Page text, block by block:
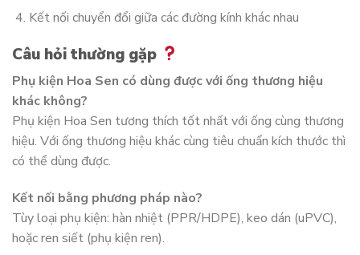
Kết nối chuyển đổi giữa các đường kính khác nhau
Câu hỏi thường gặp
Phụ kiện Hoa Sen có dùng được với ống thương hiệu
khác không?
Phụ kiện Hoa Sen tương thích tốt nhất với ống cùng thương
hiệu. Với ống thương hiệu khác cùng tiêu chuẩn kích thước thì
có thể dùng được.
Kết nối bằng phương pháp nào?
Tùy loại phụ kiện: hàn nhiệt (PPR/HDPE), keo dán (uPVC),
hoặc ren siết (phụ kiện ren).